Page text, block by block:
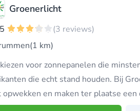
Groenerlicht
(3 reviews)
(1 km)
voor zonnepanelen die
die echt stand houden. Bij
opwekken en maken ter plaatse een